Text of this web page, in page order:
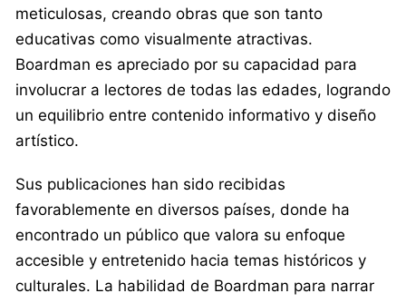
meticulosas, creando obras que son tanto
educativas como visualmente atractivas.
Boardman es apreciado por su capacidad para
involucrar a lectores de todas las edades, logrando
un equilibrio entre contenido informativo y diseño
artístico.
Sus publicaciones han sido recibidas
favorablemente en diversos países, donde ha
encontrado un público que valora su enfoque
accesible y entretenido hacia temas históricos y
culturales. La habilidad de Boardman para narrar